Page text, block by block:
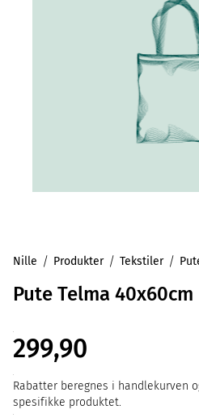
Nille Produkter Tekstiler
Pute Telma 40x60cm
299,90
Rabatter beregnes i handlekurven
spesifikke produktet.